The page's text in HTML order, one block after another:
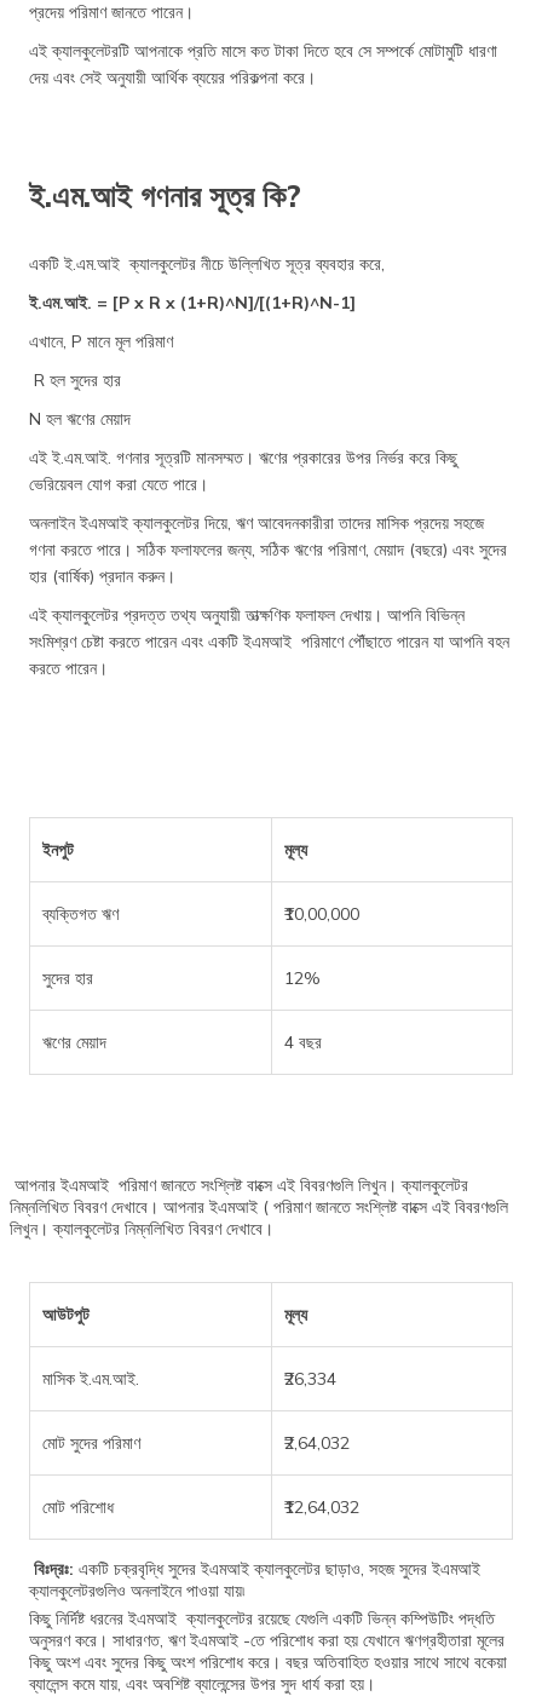
প্রদেয় পরিমাণ জানতে পারেন।
এই ক্যালকুলেটরটি আপনাকে প্রতি মাসে কত টাকা দিতে হবে সে সম্পর্কে মোটামুটি ধারণা
দেয় এবং সেই অনুযায়ী আর্থিক ব্যয়ের পরিকল্পনা করে।
ই.এম.আই গণনার সূত্র কি?
একটি ই.এম.আই ক্যালকুলেটর নীচে উল্লিখিত সূত্র ব্যবহার করে,
ই.এম.আই. = [P x R x (1+R)^N]/[(1+R)^N-1]
এখানে, P মানে মূল পরিমাণ
R হল সুদের হার
N হল ঋণের মেয়াদ
এই ই.এম.আই. গণনার সূত্রটি মানসম্মত। ঋণের প্রকারের উপর নির্ভর করে কিছু
ভেরিয়েবল যোগ করা যেতে পারে।
অনলাইন ইএমআই ক্যালকুলেটর দিয়ে, ঋণ আবেদনকারীরা তাদের মাসিক প্রদেয় সহজে
গণনা করতে পারে। সঠিক ফলাফলের জন্য, সঠিক ঋণের পরিমাণ, মেয়াদ (বছরে) এবং সুদের
হার (বার্ষিক) প্রদান করুন।
এই ক্যালকুলেটর প্রদত্ত তথ্য অনুযায়ী তাত্ক্ষণিক ফলাফল দেখায়। আপনি বিভিন্ন
সংমিশ্রণ চেষ্টা করতে পারেন এবং একটি ইএমআই পরিমাণে পৌঁছাতে পারেন যা আপনি বহন
করতে পারেন।
ইনপুট মূল্য
ব্যক্তিগত ঋণ ₹10,00,000
সুদের হার 12%
ঋণের মেয়াদ 4 বছর
আপনার ইএমআই পরিমাণ জানতে সংশ্লিষ্ট বাক্সে এই বিবরণগুলি লিখুন। ক্যালকুলেটর
নিম্নলিখিত বিবরণ দেখাবে। আপনার ইএমআই ( পরিমাণ জানতে সংশ্লিষ্ট বাক্সে এই বিবরণগুলি
লিখুন। ক্যালকুলেটর নিম্নলিখিত বিবরণ দেখাবে।
আউটপুট মূল্য
মাসিক ই.এম.আই. ₹26,334
মোট সুদের পরিমাণ ₹2,64,032
মোট পরিশোধ ₹12,64,032
বিঃদ্রঃ: একটি চক্রবৃদ্ধি সুদের ইএমআই ক্যালকুলেটর ছাড়াও, সহজ সুদের ইএমআই
ক্যালকুলেটরগুলিও অনলাইনে পাওয়া যায়৷
কিছু নির্দিষ্ট ধরনের ইএমআই ক্যালকুলেটর রয়েছে যেগুলি একটি ভিন্ন কম্পিউটিং পদ্ধতি
অনুসরণ করে। সাধারণত, ঋণ ইএমআই -তে পরিশোধ করা হয় যেখানে ঋণগ্রহীতারা মূলের
কিছু অংশ এবং সুদের কিছু অংশ পরিশোধ করে। বছর অতিবাহিত হওয়ার সাথে সাথে বকেয়া
ব্যালেন্স কমে যায়, এবং অবশিষ্ট ব্যালেন্সের উপর সুদ ধার্য করা হয়।